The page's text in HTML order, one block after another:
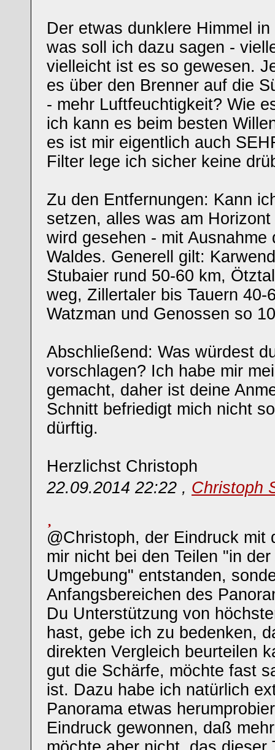
Der etwas dunklere Himmel
was soll ich dazu sagen -
vielleicht ist es so gewesen.
es über den Brenner auf die
- mehr Luftfeuchtigkeit? Wie
ich kann es beim besten
es ist mir eigentlich auch
Filter lege ich sicher keine
Zu den Entfernungen: Kann
setzen, alles was am
wird gesehen - mit Ausnahme
Waldes. Generell gilt:
Stubaier rund 50-60 km,
weg, Zillertaler bis Tauern 40-
Watzman und Genossen so
Abschließend: Was würdest
vorschlagen? Ich habe mir
gemacht, daher ist deine
Schnitt befriedigt mich nicht
dürftig.
Herzlichst Christoph
22.09.2014 22:22 , Christoph
@Christoph, der Eindruck mit
mir nicht bei den Teilen "in
Umgebung" entstanden,
Anfangsbereichen des
Du Unterstützung von
hast, gebe ich zu bedenken,
direkten Vergleich beurteilen
gut die Schärfe, möchte fast
ist. Dazu habe ich natürlich
Panorama etwas
Eindruck gewonnen, daß